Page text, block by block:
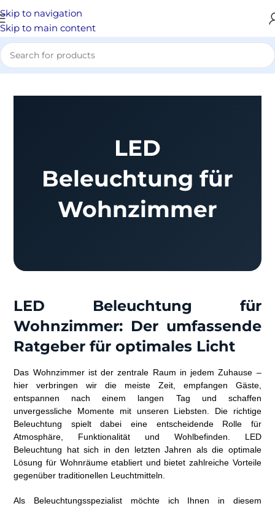
Skip to navigation
Skip to main content
LED
Beleuchtung für
Wohnzimmer
LED Beleuchtung für
Wohnzimmer: Der umfassende
Ratgeber für optimales Licht
Das Wohnzimmer ist der zentrale Raum in jedem Zuhause –
hier verbringen wir die meiste Zeit, empfangen Gäste,
entspannen nach einem langen Tag und schaffen
unvergessliche Momente mit unseren Liebsten. Die richtige
Beleuchtung spielt dabei eine entscheidende Rolle für
Atmosphäre, Funktionalität und Wohlbefinden. LED
Beleuchtung hat sich in den letzten Jahren als die optimale
Lösung für Wohnräume etabliert und bietet zahlreiche Vorteile
gegenüber traditionellen Leuchtmitteln.
Als Beleuchtungsspezialist möchte ich Ihnen in diesem